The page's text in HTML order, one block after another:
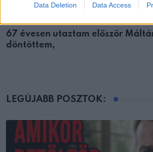
Data Deletion Data Access
67 évesen utaztam először
döntöttem,
LEGÚJABB POSZTOK: